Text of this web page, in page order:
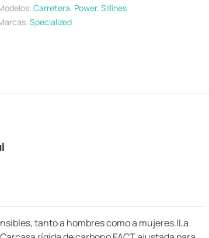
Carretera, Power, Sillines
Specialized
tanto a hombres como a mujeres.|La